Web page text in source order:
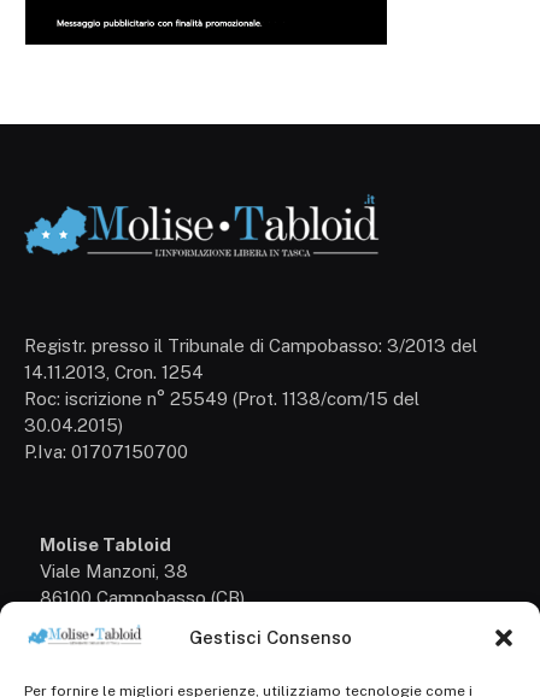
Gestisci Consenso
Per fornire le migliori esperienze, utilizziamo tecnologie come i
Registr. presso il Tribunale di Campobasso: 3/2013 del
14.11.2013, Cron. 1254
Roc: iscrizione n° 25549 (Prot. 1138/com/15 del
30.04.2015)
P.Iva: 01707150700
Molise Tabloid
Viale Manzoni, 38
86100 Campobasso (CB)
+39 3333169466